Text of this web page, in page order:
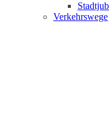
Verkehrswege